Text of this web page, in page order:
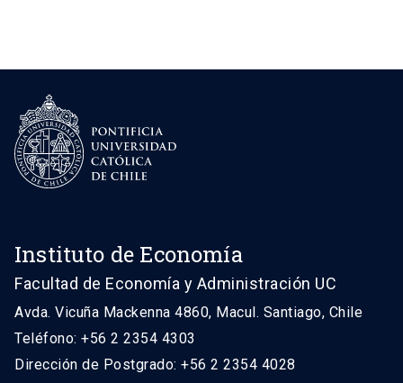
Instituto de Economía
Facultad de Economía y Administración UC
Avda. Vicuña Mackenna 4860, Macul. Santiago, Chile
Teléfono: +56 2 2354 4303
Dirección de Postgrado: +56 2 2354 4028